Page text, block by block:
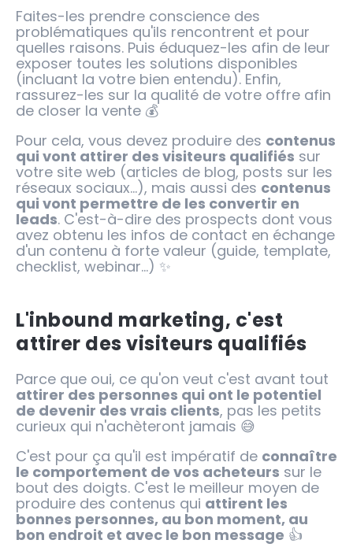
Faites-les prendre conscience des
problématiques qu'ils rencontrent et pour
quelles raisons. Puis éduquez-les afin de leur
exposer toutes les solutions disponibles
(incluant la votre bien entendu). Enfin,
rassurez-les sur la qualité de votre offre afin
de closer la vente 💰
Pour cela, vous devez produire des contenus
qui vont attirer des visiteurs qualifiés sur
votre site web (articles de blog, posts sur les
réseaux sociaux...), mais aussi des contenus
qui vont permettre de les convertir en
leads. C'est-à-dire des prospects dont vous
avez obtenu les infos de contact en échange
d'un contenu à forte valeur (guide, template,
checklist, webinar...) ✨
L'inbound marketing, c'est
attirer des visiteurs qualifiés
Parce que oui, ce qu'on veut c'est avant tout
attirer des personnes qui ont le potentiel
de devenir des vrais clients, pas les petits
curieux qui n'achèteront jamais 😅
C'est pour ça qu'il est impératif de connaître
le comportement de vos acheteurs sur le
bout des doigts. C'est le meilleur moyen de
produire des contenus qui attirent les
bonnes personnes, au bon moment, au
bon endroit et avec le bon message 👍